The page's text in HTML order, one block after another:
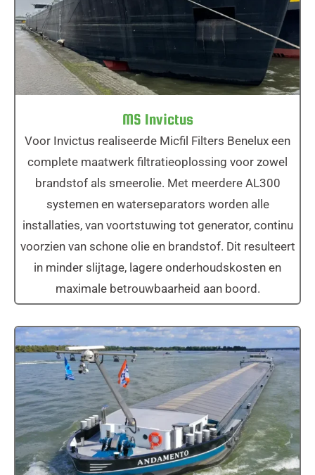
MS Invictus
MS Invictus
Voor Invictus realiseerde Micfil Filters Benelux een
complete maatwerk filtratieoplossing voor zowel
brandstof als smeerolie. Met meerdere AL300
systemen en waterseparators worden alle
installaties, van voortstuwing tot generator, continu
voorzien van schone olie en brandstof. Dit resulteert
in minder slijtage, lagere onderhoudskosten en
maximale betrouwbaarheid aan boord.
MS Andamento